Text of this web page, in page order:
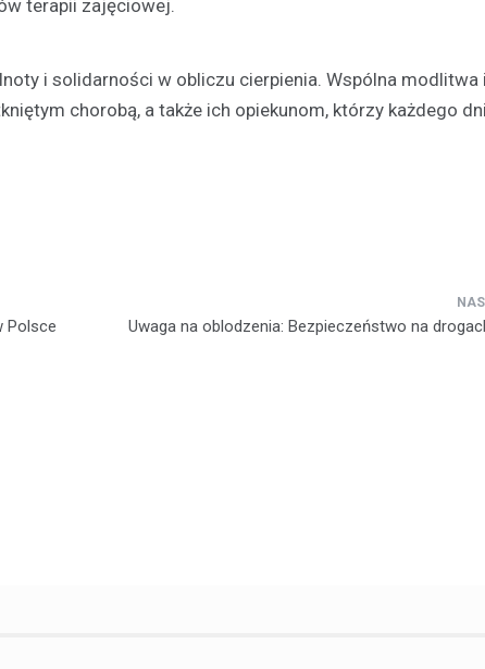
terapii zajęciowej.
i solidarności w obliczu cierpienia. Wspólna modlitwa
chorobą, a także ich opiekunom, którzy każdego
Polsce
Uwaga na oblodzenia: Bezpieczeństwo na